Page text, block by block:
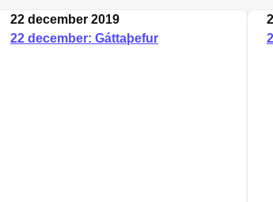
22 december 2019
22 december: Gáttaþefur